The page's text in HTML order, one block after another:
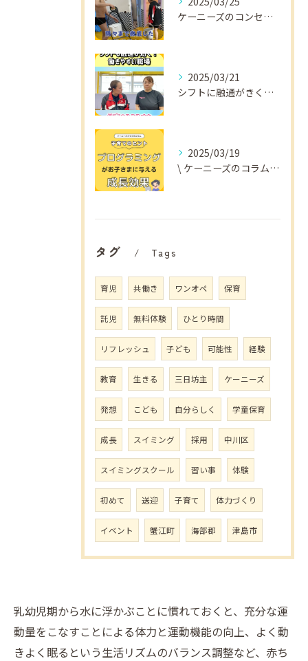
ケーニーズのコンセプトをご紹介！
2025/03/21
シフトに融通がきくから
2025/03/19
\ ケーニーズのコラム📚/
タグ Tags
育児 共働き ワンオペ 保育
託児 無料体験 ひとり時間
リフレッシュ 子ども 可能性 経験
教育 生きる 三日坊主 ケーニーズ
発想 こども 自分らしく 学童保育
成長 スイミング 採用 中川区
スイミングスクール 習い事 体験
初めて 送迎 子育て 体力づくり
イベント 蟹江町 海部郡 津島市
乳幼児期から水に浮かぶことに慣れておくと、充分な運
動量をこなすことによる体力と運動機能の向上、よく動
きよく眠るという生活リズムのバランス調整など、赤ち